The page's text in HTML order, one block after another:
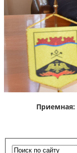
Приемная: